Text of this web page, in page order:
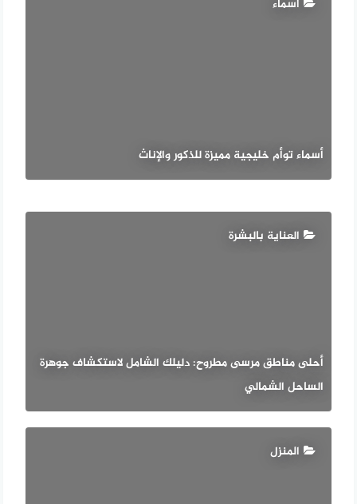
أسماء
أسماء توأم خليجية مميزة للذكور والإناث
العناية بالبشرة
أحلى مناطق مرسى مطروح: دليلك الشامل لاستكشاف جوهرة
الساحل الشمالي
المنزل